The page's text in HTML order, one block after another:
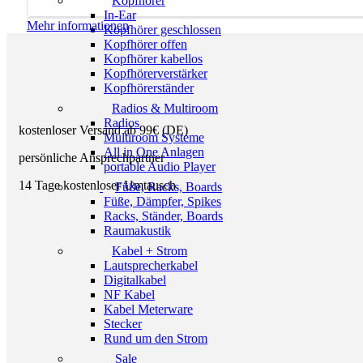
In-Ear
Kopfhörer geschlossen
Kopfhörer offen
Kopfhörer kabellos
Kopfhörerverstärker
Kopfhörerständer
Radios & Multiroom
Radios
Multiroom Systeme
All in One Anlagen
portable Audio Player
Füße, Racks, Boards
Füße, Dämpfer, Spikes
Racks, Ständer, Boards
Raumakustik
Kabel + Strom
Lautsprecherkabel
Digitalkabel
NF Kabel
Kabel Meterware
Stecker
Rund um den Strom
Sale
Mehr informationen
kostenloser Versand ab 99€ (DE)
persönliche Ansprechpartner
14 Tage kostenloser Umtausch